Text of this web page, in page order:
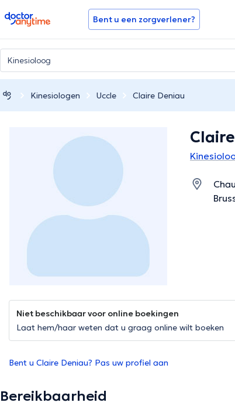
doctoranytime Bent u een zorgverlener?
Kinesiologen Uccle Claire Deniau
Niet beschikbaar voor online boekingen
Laat hem/haar weten dat u graag online wilt boeken
Bent u Claire Deniau? Pas uw profiel aan
Bereikbaarheid